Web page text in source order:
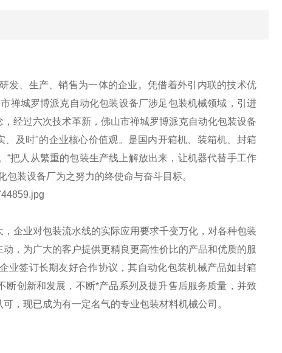
发、生产、销售为一体的企业。凭借着外引内联的技术优
禅城罗博派克自动化包装设备厂涉足包装机械领域，引进
经过六次技术革新，佛山市禅城罗博派克自动化包装设备
及时"的企业核心价值观。是国内开箱机、装箱机、封箱
把人从繁重的包装生产线上解放出来，让机器代替手工作
装设备厂为之努力的终使命与奋斗目标。
企业对包装流水线的实际应用要求千变万化，对各种包装
，为广大的客户提供更精良更高性价比的产品和优质的服
业签订长期友好合作协议，其自动化包装机械产品如封箱
创新和发展，不断*产品系列及提升售后服务质量，并致
，现已成为有一定名气的专业包装材料机械公司。